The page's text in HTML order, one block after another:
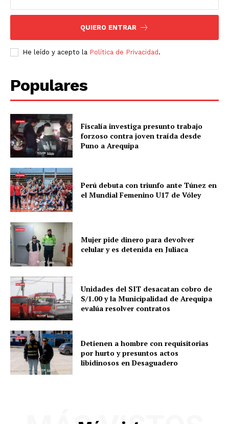
QUIERO ENTRAR
He leído y acepto la Política de Privacidad.
Populares
Fiscalía investiga presunto trabajo
forzoso contra joven traída desde
Puno a Arequipa
Perú debuta con triunfo ante Túnez en
el Mundial Femenino U17 de Vóley
Mujer pide dinero para devolver
celular y es detenida en Juliaca
Unidades del SIT desacatan cobro de
S/1.00 y la Municipalidad de Arequipa
evalúa resolver contratos
Detienen a hombre con requisitorias
por hurto y presuntos actos
libidinosos en Desaguadero